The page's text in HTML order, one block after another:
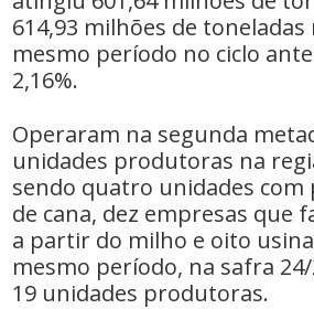
614,93 milhões de
mesmo período no ciclo
2,16%.
Operaram na segunda
unidades produtoras na
sendo quatro unidades com
de cana, dez empresas que
a partir do milho e oito
mesmo período, na safra
19 unidades produtoras.